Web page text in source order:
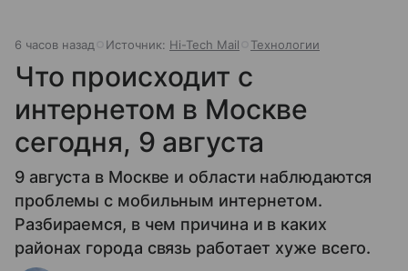
6 часов назад Источник: Hi-Tech Mail Технологии
Что происходит с
интернетом в Москве
сегодня, 9 августа
9 августа в Москве и области наблюдаются
проблемы с мобильным интернетом.
Разбираемся, в чем причина и в каких
районах города связь работает хуже всего.